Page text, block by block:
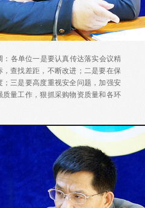
各单位一是要认真传达落实会议精
查找差距，不断改进；二是要在保
三是要高度重视安全问题，加强安
量工作，狠抓采购物资质量和各环